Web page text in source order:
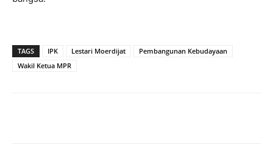
TAGS IPK Lestari Moerdijat
Pembangunan Kebudayaan
Wakil Ketua MPR